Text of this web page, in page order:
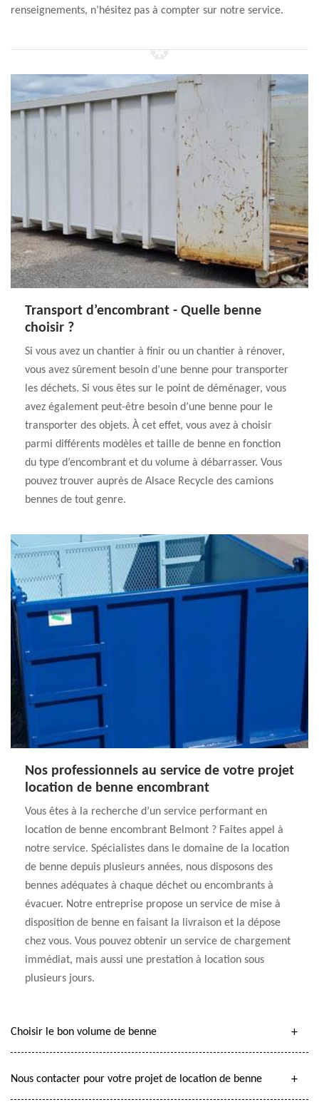
renseignements, n’hésitez pas à compter sur notre service.
Transport d’encombrant - Quelle benne
choisir ?
Si vous avez un chantier à finir ou un chantier à rénover,
vous avez sûrement besoin d’une benne pour transporter
les déchets. Si vous êtes sur le point de déménager, vous
avez également peut-être besoin d’une benne pour le
transporter des objets. À cet effet, vous avez à choisir
parmi différents modèles et taille de benne en fonction
du type d’encombrant et du volume à débarrasser. Vous
pouvez trouver auprès de Alsace Recycle des camions
bennes de tout genre.
Nos professionnels au service de votre projet
location de benne encombrant
Vous êtes à la recherche d’un service performant en
location de benne encombrant Belmont ? Faites appel à
notre service. Spécialistes dans le domaine de la location
de benne depuis plusieurs années, nous disposons des
bennes adéquates à chaque déchet ou encombrants à
évacuer. Notre entreprise propose un service de mise à
disposition de benne en faisant la livraison et la dépose
chez vous. Vous pouvez obtenir un service de chargement
immédiat, mais aussi une prestation à location sous
plusieurs jours.
Choisir le bon volume de benne
Nous contacter pour votre projet de location de benne